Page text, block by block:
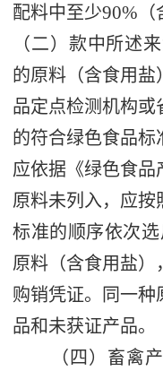
配料中至少90%
（二）款中所述
的原料（含食用
品定点检测机构或
的符合绿色食品
应依据《绿色食品
原料未列入，应按
标准的顺序依次
原料（含食用盐）
购销凭证。同一种
品和未获证产品。
（四）畜禽